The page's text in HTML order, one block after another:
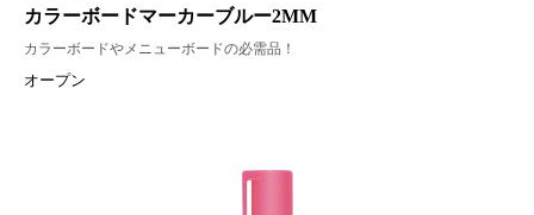
カラーボードマーカーブルー2MM
カラーボードやメニューボードの必需品！
オープン